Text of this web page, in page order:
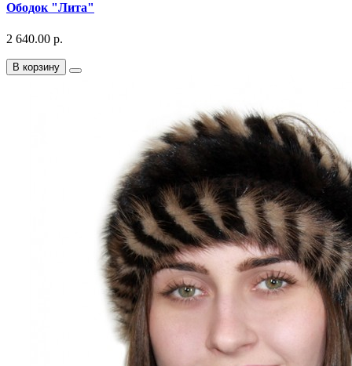
Ободок "Лита"
2 640.00 р.
В корзину